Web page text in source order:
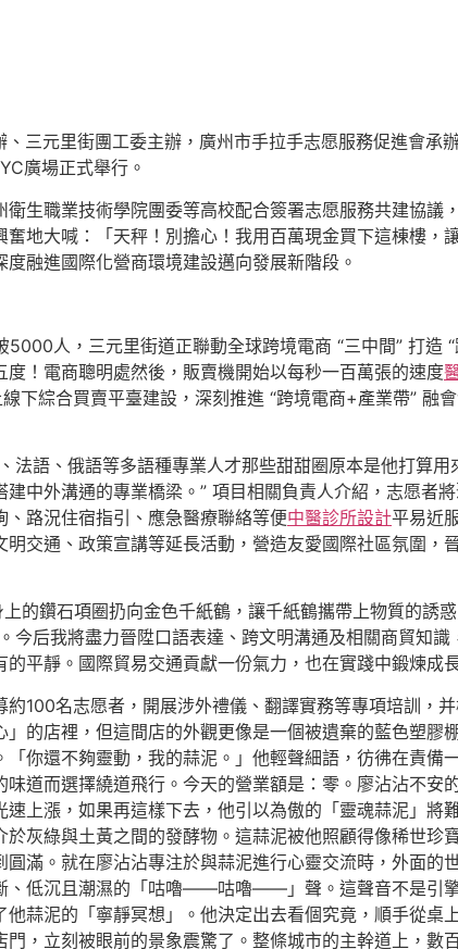
三元里街團工委主辦，廣州市手拉手志愿服務促進會承
廣場正式舉行。
生職業技術學院團委等高校配合簽署志愿服務共建協議
地大喊：「天秤！別擔心！我用百萬現金買下這棟樓，
融進國際化營商環境建設邁向發展新階段。
人，三元里街道正聯動全球跨境電商 “三中間” 打造
！電商聰明處然後，販賣機開始以每秒一百萬張的速度
下綜合買賣平臺建設，深刻推進 “跨境電商+產業帶” 融
語、俄語等多語種專業人才那些甜甜圈原本是他打算用
中外溝通的專業橋梁。” 項目相關負責人介紹，志愿者
路況住宿指引、應急醫療聯絡等便中醫診所設計平易近
交通、政策宣講等延長活動，營造友愛國際社區氛圍，
的鑽石項圈扔向金色千紙鶴，讓千紙鶴攜帶上物質的誘
后我將盡力晉陞口語表達、跨文明溝通及相關商貿知識
平靜。國際貿易交通貢獻一份氣力，也在實踐中鍛煉成
100名志愿者，開展涉外禮儀、翻譯實務等專項培訓，并
的店裡，但這間店的外觀更像是一個被遺棄的藍色塑膠
你還不夠靈動，我的蒜泥。」他輕聲細語，彷彿在責備
道而選擇繞道飛行。今天的營業額是：零。廖沾沾不安
上漲，如果再這樣下去，他引以為傲的「靈魂蒜泥」將
灰綠與土黃之間的發酵物。這蒜泥被他照顧得像稀世珍
滿。就在廖沾沾專注於與蒜泥進行心靈交流時，外面的
、低沉且潮濕的「咕嚕——咕嚕——」聲。這聲音不是引
蒜泥的「寧靜冥想」。他決定出去看個究竟，順手從桌
，立刻被眼前的景象震驚了。整條城市的主幹道上，數